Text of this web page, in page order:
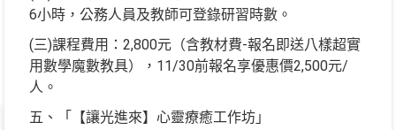
6小時，公務人員及教師可登錄研習時數。
(三)課程費用：2,800元（含教材費-報名即送八樣超實
用數學魔數教具），11/30前報名享優惠價2,500元/
人。
五、「【讓光進來】心靈療癒工作坊」